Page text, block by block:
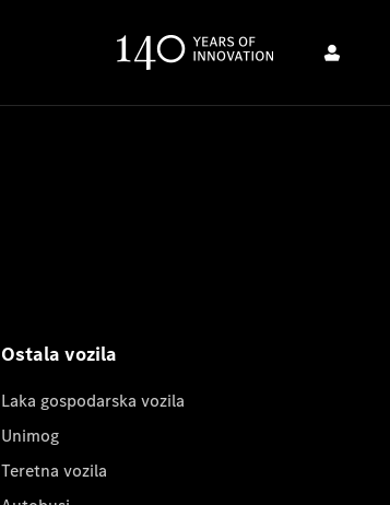
Ostala vozila
Laka gospodarska vozila
Unimog
Teretna vozila